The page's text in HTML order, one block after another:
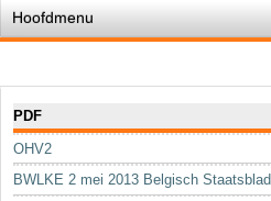
Hoofdmenu
De spelregels
Stedenbouwkundige vergunning
Cartografie
Studies en publicaties
PDF
OHV2
BWLKE 2 mei 2013 Belgisch Staatsblad